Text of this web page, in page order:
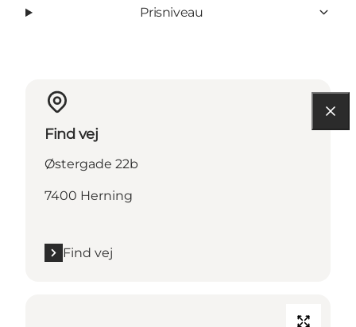
Prisniveau
Find vej
Østergade 22b
7400 Herning
Find vej